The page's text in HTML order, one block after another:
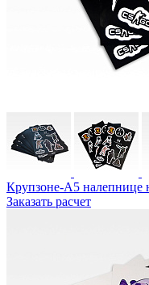
Крупзоне-А5 налепнице
Заказать расчет